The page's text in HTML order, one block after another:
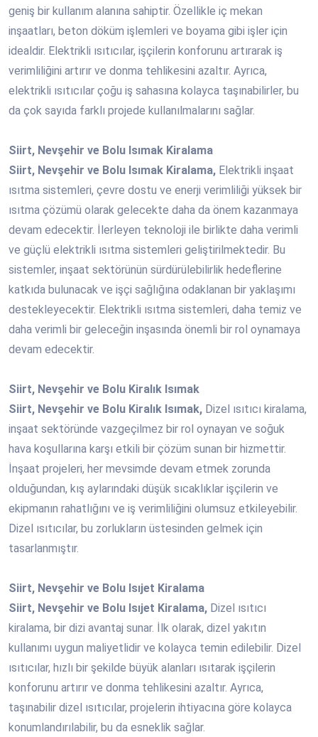
geniş bir kullanım alanına sahiptir. Özellikle iç mekan
inşaatları, beton döküm işlemleri ve boyama gibi işler için
idealdir. Elektrikli ısıtıcılar, işçilerin konforunu artırarak iş
verimliliğini artırır ve donma tehlikesini azaltır. Ayrıca,
elektrikli ısıtıcılar çoğu iş sahasına kolayca taşınabilirler, bu
da çok sayıda farklı projede kullanılmalarını sağlar.
Siirt, Nevşehir ve Bolu Isımak Kiralama
Siirt, Nevşehir ve Bolu Isımak Kiralama, Elektrikli inşaat
ısıtma sistemleri, çevre dostu ve enerji verimliliği yüksek bir
ısıtma çözümü olarak gelecekte daha da önem kazanmaya
devam edecektir. İlerleyen teknoloji ile birlikte daha verimli
ve güçlü elektrikli ısıtma sistemleri geliştirilmektedir. Bu
sistemler, inşaat sektörünün sürdürülebilirlik hedeflerine
katkıda bulunacak ve işçi sağlığına odaklanan bir yaklaşımı
destekleyecektir. Elektrikli ısıtma sistemleri, daha temiz ve
daha verimli bir geleceğin inşasında önemli bir rol oynamaya
devam edecektir.
Siirt, Nevşehir ve Bolu Kiralık Isımak
Siirt, Nevşehir ve Bolu Kiralık Isımak, Dizel ısıtıcı kiralama,
inşaat sektöründe vazgeçilmez bir rol oynayan ve soğuk
hava koşullarına karşı etkili bir çözüm sunan bir hizmettir.
İnşaat projeleri, her mevsimde devam etmek zorunda
olduğundan, kış aylarındaki düşük sıcaklıklar işçilerin ve
ekipmanın rahatlığını ve iş verimliliğini olumsuz etkileyebilir.
Dizel ısıtıcılar, bu zorlukların üstesinden gelmek için
tasarlanmıştır.
Siirt, Nevşehir ve Bolu Isıjet Kiralama
Siirt, Nevşehir ve Bolu Isıjet Kiralama, Dizel ısıtıcı
kiralama, bir dizi avantaj sunar. İlk olarak, dizel yakıtın
kullanımı uygun maliyetlidir ve kolayca temin edilebilir. Dizel
ısıtıcılar, hızlı bir şekilde büyük alanları ısıtarak işçilerin
konforunu artırır ve donma tehlikesini azaltır. Ayrıca,
taşınabilir dizel ısıtıcılar, projelerin ihtiyacına göre kolayca
konumlandırılabilir, bu da esneklik sağlar.